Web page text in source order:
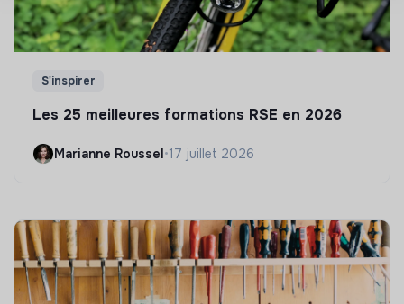
S'inspirer
Les 25 meilleures formations RSE en 2026
Marianne Roussel•17 juillet 2026